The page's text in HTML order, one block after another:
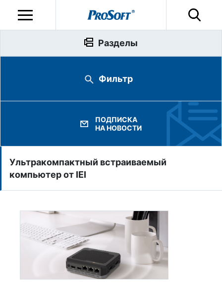
Ультракомпактный встраиваемый
компьютер от IEI
Разделы
Фильтр
ПОДПИСКА
НА НОВОСТИ